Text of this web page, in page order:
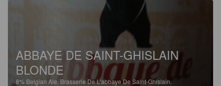
ABBAYE DE SAINT-GHISLAIN
BLONDE
8% Belgian Ale. Brasserie De L'abbaye De Saint-Ghislain.